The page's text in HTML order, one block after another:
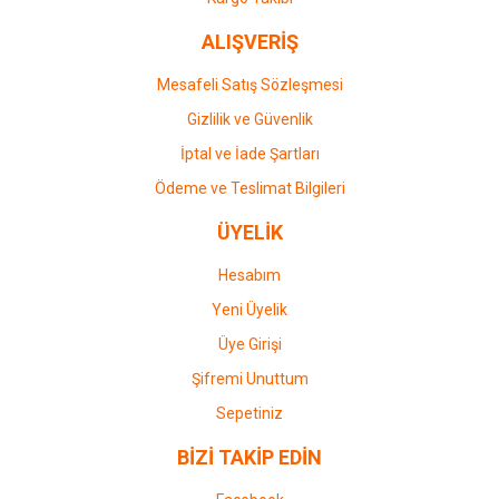
ALIŞVERİŞ
Mesafeli Satış Sözleşmesi
Gizlilik ve Güvenlik
İptal ve İade Şartları
Ödeme ve Teslimat Bilgileri
ÜYELİK
Hesabım
Yeni Üyelik
Üye Girişi
Şifremi Unuttum
Sepetiniz
BİZİ TAKİP EDİN